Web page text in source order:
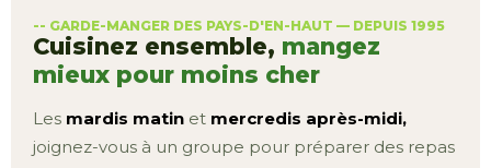
-- GARDE-MANGER DES PAYS-D'EN-HAUT — DEPUIS 1995
Cuisinez ensemble, mangez
mieux pour moins cher
Les mardis matin et mercredis après-midi,
joignez-vous à un groupe pour préparer des repas